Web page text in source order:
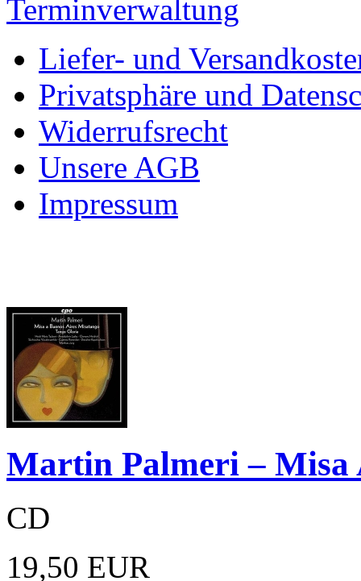
Liefer- und
Privatsphäre und
Widerrufsrecht
Unsere AGB
Impressum
Martin Palmeri – Misa
CD
19,50 EUR